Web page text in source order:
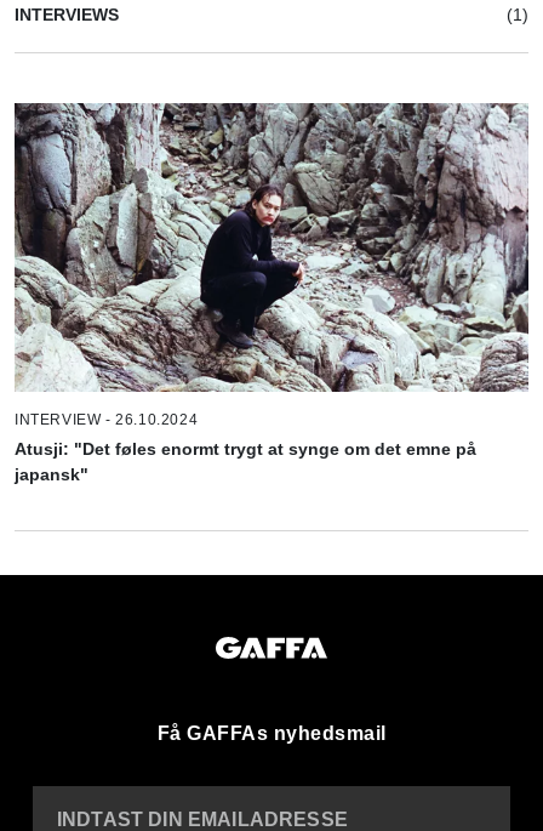
INTERVIEWS (1)
INTERVIEW - 26.10.2024
Atusji: "Det føles enormt trygt at synge om det emne på
japansk"
Få GAFFAs nyhedsmail
INDTAST DIN EMAILADRESSE